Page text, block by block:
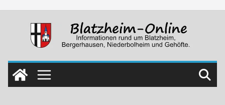
Skip
content